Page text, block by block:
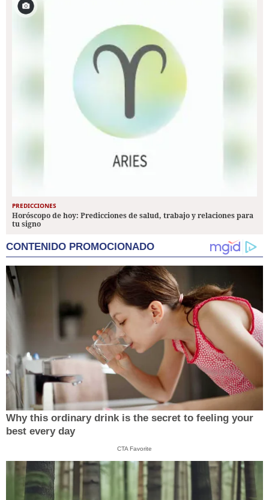
PREDICCIONES
Horóscopo de hoy: Predicciones de salud, trabajo y relaciones para
tu signo
CONTENIDO PROMOCIONADO
Why this ordinary drink is the secret to feeling your
best every day
CTA Favorite